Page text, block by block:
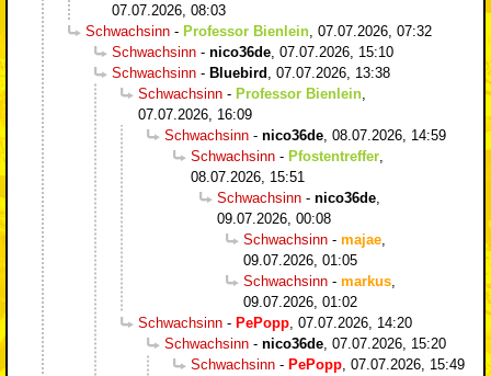
07.07.2026, 08:03
Schwachsinn - Professor Bienlein, 07.07.2026, 07:32
Schwachsinn - nico36de, 07.07.2026, 15:10
Schwachsinn - Bluebird , 07.07.2026, 13:38
Schwachsinn - Professor Bienlein,
07.07.2026, 16:09
Schwachsinn - nico36de, 08.07.2026, 14:59
Schwachsinn - Pfostentreffer,
08.07.2026, 15:51
Schwachsinn - nico36de,
09.07.2026, 00:08
Schwachsinn - majae,
09.07.2026, 01:05
Schwachsinn - markus,
09.07.2026, 01:02
Schwachsinn - PePopp, 07.07.2026, 14:20
Schwachsinn - nico36de, 07.07.2026, 15:20
Schwachsinn - PePopp, 07.07.2026, 15:49